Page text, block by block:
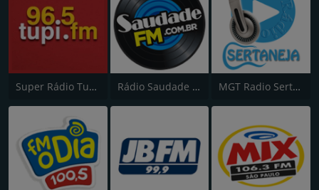
Super Rádio Tupi FM Rádio Saudade FM 100.7 MGT Radio Sertaneja